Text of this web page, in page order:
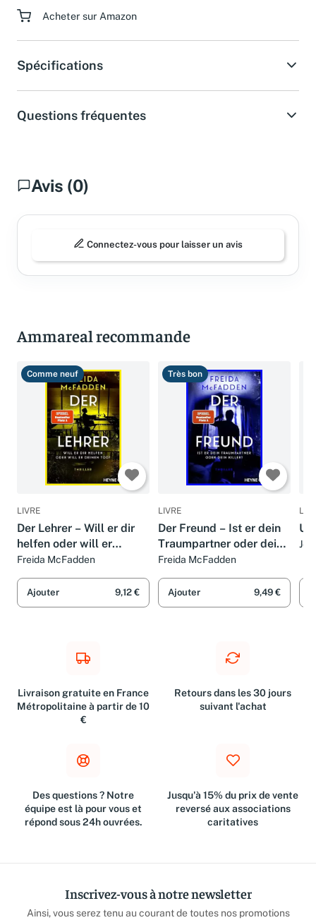
Acheter sur Amazon
Spécifications
Questions fréquentes
Avis (0)
Connectez-vous pour laisser un avis
Ammareal recommande
Comme neuf
LIVRE
Der Lehrer – Will er dir
helfen oder will er
deinen Tod?: Thriller -
Weltbestsellers »Wenn
sie wüsste«.
Freida McFadden
Ajouter 9,12 €
Très bon
LIVRE
Der Freund – Ist er dein
Traumpartner oder dein
Killer?: Thriller - Der
Von der Autorin des
Weltbestsellers »Wenn s
Freida McFadden
Ajouter 9,49 €
Livraison gratuite en France
Métropolitaine à partir de 10
€
Retours dans les 30 jours
suivant l'achat
Des questions ? Notre
équipe est là pour vous et
répond sous 24h ouvrées.
Jusqu'à 15% du prix de vente
reversé aux associations
caritatives
Inscrivez-vous à notre newsletter
Ainsi, vous serez tenu au courant de toutes nos promotions